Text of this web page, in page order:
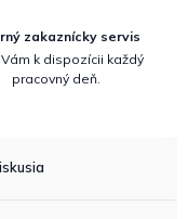
zakaznícky servis
k dispozícii každý
pracovný deň.